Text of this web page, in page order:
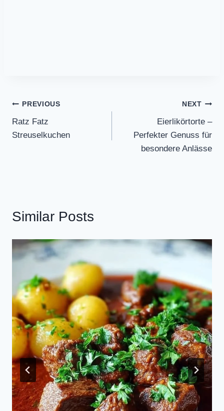
Post
navigation
PREVIOUS
Ratz Fatz
Streuselkuchen
NEXT
Eierlikörtorte –
Perfekter Genuss für
besondere Anlässe
Similar Posts